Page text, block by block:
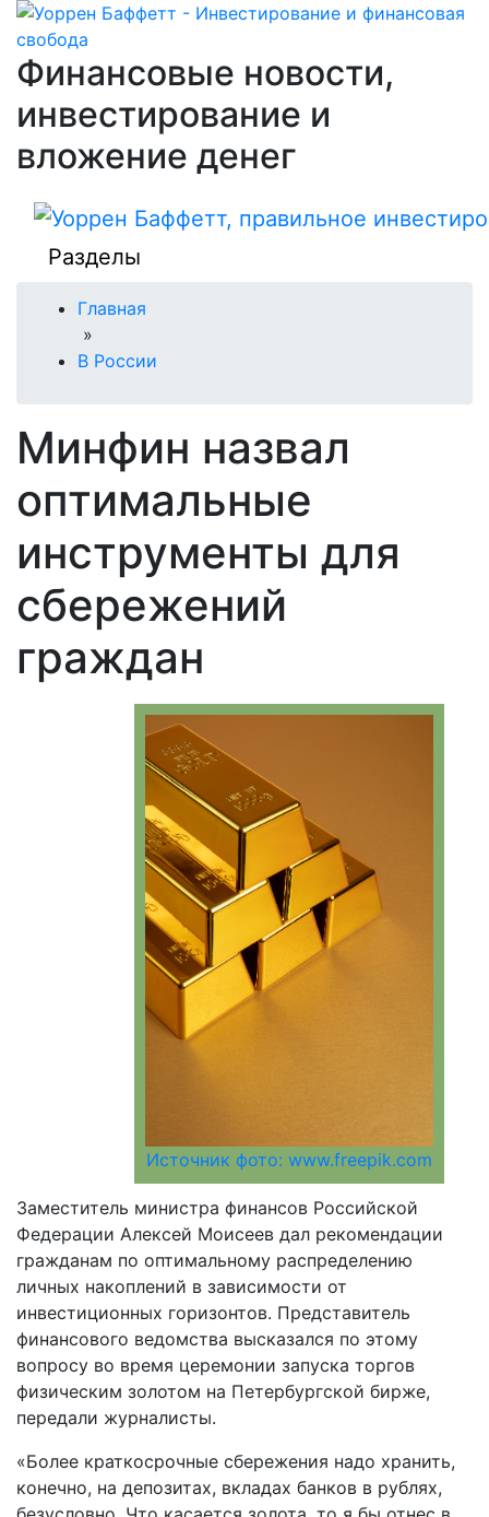
Финансовые новости,
инвестирование и
вложение денег
Разделы
Главная
»
В России
Минфин назвал
оптимальные
инструменты для
сбережений
граждан
Источник фото: www.freepik.com
Заместитель министра финансов Российской
Федерации Алексей Моисеев дал рекомендации
гражданам по оптимальному распределению
личных накоплений в зависимости от
инвестиционных горизонтов. Представитель
финансового ведомства высказался по этому
вопросу во время церемонии запуска торгов
физическим золотом на Петербургской бирже,
передали журналисты.
«Более краткосрочные сбережения надо хранить,
конечно, на депозитах, вкладах банков в рублях,